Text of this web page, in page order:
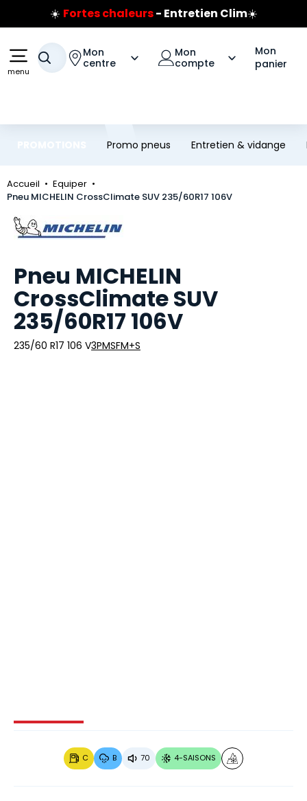
Aller au contenu principal
Aller à la navigation
☀️ Fortes chaleurs- Entretien Clim☀️
Prix coûtant pneus Bridgestone
Jusqu'à 120€ remboursés sur les pneus Bridgestone
menu
Votre recherche
Mon
centre
Mon
compte
Mon
panier
Promo pneus Entretien & vidange
Accueil
Equiper
Pneu MICHELIN CrossClimate SUV 235/60R17 106V
Marque
Pneu MICHELIN
CrossClimate SUV
235/60R17 106V
235/60 R17 106 V3PMSFM+S
Image 1 sur 3
C B 70 4-SAISONS